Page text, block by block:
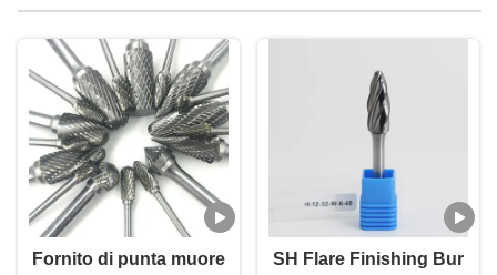
Fornito di punta muore
SH Flare Finishing Bur